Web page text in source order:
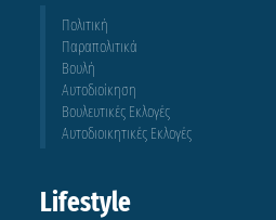
Πολιτική
Παραπολιτικά
Βουλή
Αυτοδιοίκηση
Βουλευτικές Εκλογές
Αυτοδιοικητικές Εκλογές
Lifestyle